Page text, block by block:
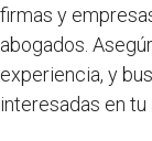
firmas y
abogados.
experiencia, y
interesadas en